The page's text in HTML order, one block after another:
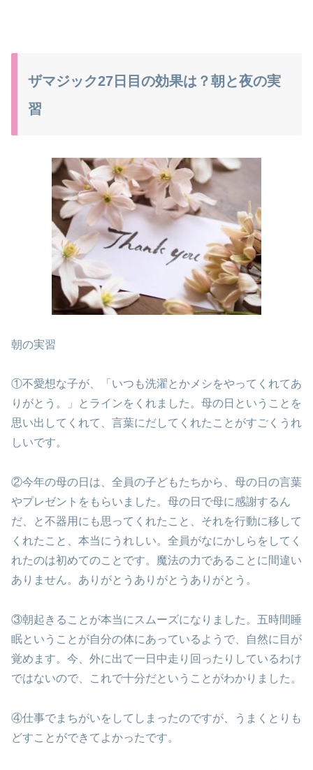
ザマジック27日目の効果は？朝と夜の実
習
朝の実習
①不愛想な子が、「いつも洗濯とかメシをやってくれてあ
りがとう。」とラインをくれました。母の日ということを
思い出してくれて、言葉にだしてくれたことがすごくうれ
しいです。
②今年の母の日は、全員の子どもたちから、母の日の言葉
やプレゼントをもらいました。母の日で母に感謝するん
だ、と不器用にも思ってくれたこと、それを行動に移して
くれたこと、本当にうれしい。全員がなにかしらをしてく
れたのは初めてのことです。魔法の力であることに間違い
ありません。ありがとうありがとうありがとう。
③朝起きることが本当にスムーズになりました。五時間睡
眠ということが自分の体にあっているようで、自然に目が
覚めます。今、外に出て一日中走り回ったりしているわけ
ではないので、これで十分だということがわかりました。
④仕事でまちがいをしてしまったのですが、うまくとりも
どすことができてよかったです。